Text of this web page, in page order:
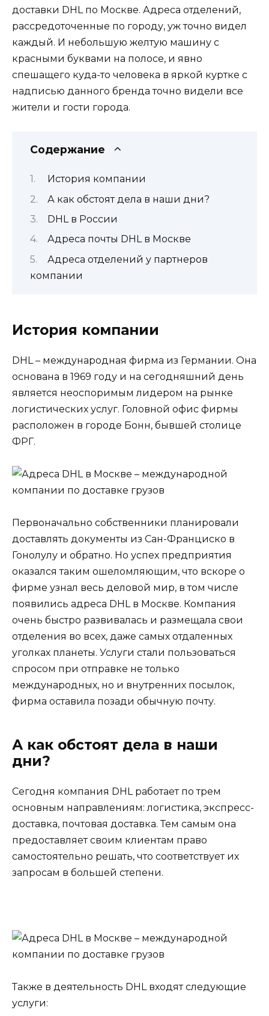
доставки DHL по Москве. Адреса отделений,
рассредоточенные по городу, уж точно видел
каждый. И небольшую желтую машину с
красными буквами на полосе, и явно
спешащего куда-то человека в яркой куртке с
надписью данного бренда точно видели все
жители и гости города.
Содержание
История компании
А как обстоят дела в наши дни?
DHL в России
Адреса почты DHL в Москве
Адреса отделений у партнеров
компании
История компании
DHL – международная фирма из Германии. Она
основана в 1969 году и на сегодняшний день
является неоспоримым лидером на рынке
логистических услуг. Головной офис фирмы
расположен в городе Бонн, бывшей столице
ФРГ.
Первоначально собственники планировали
доставлять документы из Сан-Франциско в
Гонолулу и обратно. Но успех предприятия
оказался таким ошеломляющим, что вскоре о
фирме узнал весь деловой мир, в том числе
появились адреса DHL в Москве. Компания
очень быстро развивалась и размещала свои
отделения во всех, даже самых отдаленных
уголках планеты. Услуги стали пользоваться
спросом при отправке не только
международных, но и внутренних посылок,
фирма оставила позади обычную почту.
А как обстоят дела в наши
дни?
Сегодня компания DHL работает по трем
основным направлениям: логистика, экспресс-
доставка, почтовая доставка. Тем самым она
предоставляет своим клиентам право
самостоятельно решать, что соответствует их
запросам в большей степени.
Также в деятельность DHL входят следующие
услуги: